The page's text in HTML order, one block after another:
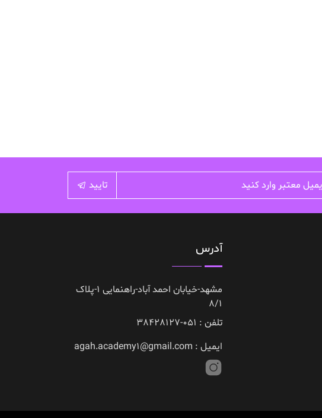
تایید
آدرس
مشهد-خیابان احمد آباد-راهنمایی 1-پلاک
8/1
تلفن : 051-38428127
ایمیل : agah.academy1@gmail.com